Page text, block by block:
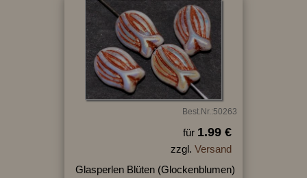
Best.Nr.:50263
für 1.99 €
zzgl. Versand
Glasperlen Blüten (Glockenblumen)